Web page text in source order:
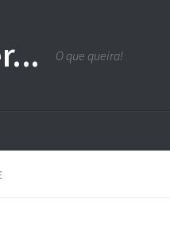
O que queira!